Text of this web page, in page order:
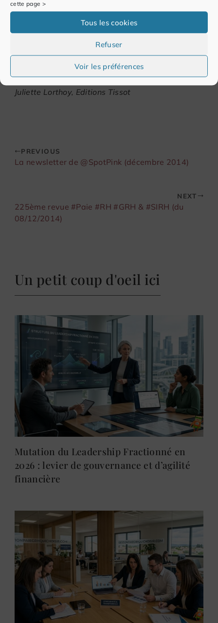
cette page >
Tous les cookies
Refuser
Voir les préférences
Avec BDES online (www.bdes-online.fr), les
proposent justement une solution
informatique clé en mains pour installer saBDES.
Avec des fonctionnalités telles que la possibilité
de notifier en un clic chaque mise à jour aux
représentants du personnel.
Juliette Lorthoy, Editions Tissot
PREVIOUS
La newsletter de @SpotPink (décembre 2014)
NEXT
225ème revue #Paie #RH #GRH & #SIRH (du
08/12/2014)
Un petit coup d'oeil ici
Mutation du Leadership Fractionné en
2026 : levier de gouvernance et d’agilité
financière